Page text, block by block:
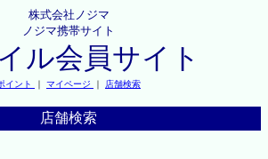
株式会社ノジマ
ノジマ携帯サイト
ル会員サイト
イント ｜ マイページ ｜ 店舗検索
店舗検索